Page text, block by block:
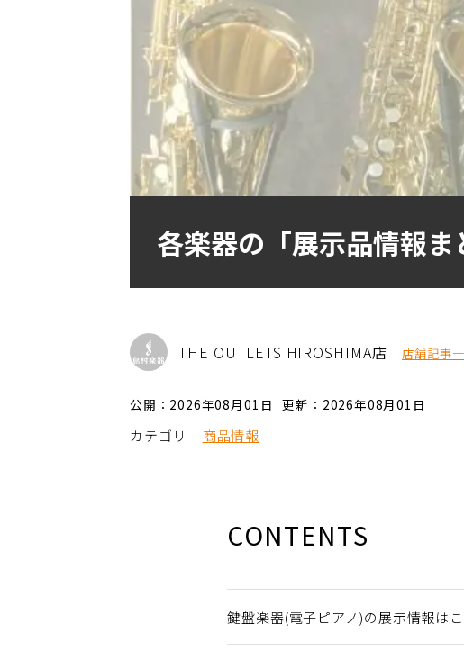
各楽器の「展示品情報
THE OUTLETS HIROSHIMA店 店舗記事
公開：2026年08月01日 更新：2026年08月01日
カテゴリ 商品情報
CONTENTS
鍵盤楽器(電子ピアノ)の展示情報は